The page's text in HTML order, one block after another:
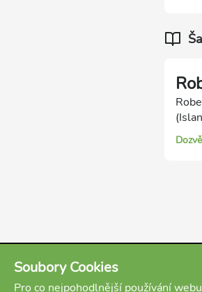
Soubory Cookies
Pro co nejpohodlnější používání